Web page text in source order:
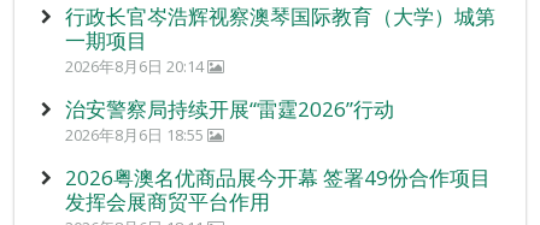
行政长官岑浩辉视察澳琴国际教育（大学）城第
一期项目
2026年8月6日 20:14
治安警察局持续开展“雷霆2026”行动
2026年8月6日 18:55
2026粤澳名优商品展今开幕 签署49份合作项目
发挥会展商贸平台作用